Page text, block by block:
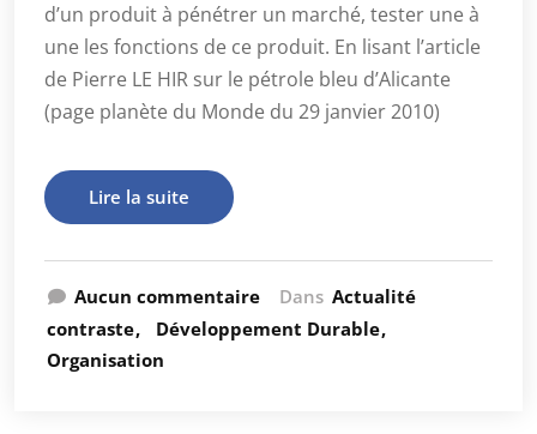
d’un produit à pénétrer un marché, tester une à
une les fonctions de ce produit. En lisant l’article
de Pierre LE HIR sur le pétrole bleu d’Alicante
(page planète du Monde du 29 janvier 2010)
Lire la suite
Aucun commentaire Dans Actualité
contraste
Développement Durable
Organisation